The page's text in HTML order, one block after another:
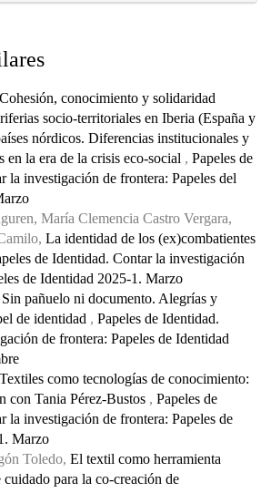
Cohesión, conocimiento y solidaridad
socio-territoriales en Iberia (España y
nórdicos. Diferencias institucionales y
en la era de la crisis eco-social , Papeles de
la investigación de frontera: Papeles del
María Clemencia Castro Vergara,
La identidad de los (ex)combatientes
de Identidad. Contar la investigación
de Identidad 2025-1. Marzo
Sin pañuelo ni documento. Alegrías y
de identidad , Papeles de Identidad.
de frontera: Papeles de Identidad
Textiles como tecnologías de conocimiento:
con Tania Pérez-Bustos , Papeles de
la investigación de frontera: Papeles de
Marzo
Toledo, El textil como herramienta
para la co-creación de